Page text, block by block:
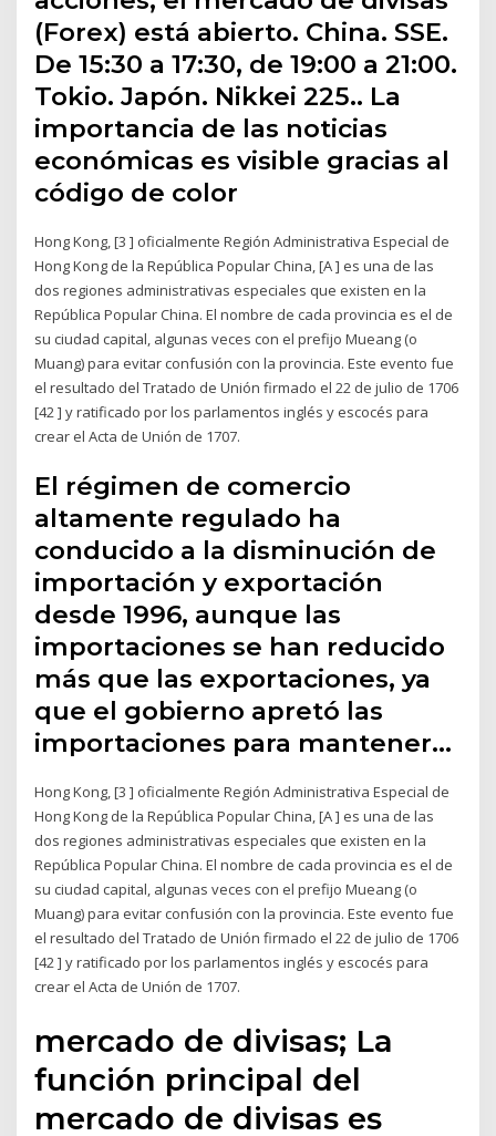
(Forex) está abierto. China. SSE.
De 15:30 a 17:30, de 19:00 a 21:00.
Tokio. Japón. Nikkei 225.. La
importancia de las noticias
económicas es visible gracias al
código de color
Hong Kong, [3 ] oficialmente Región Administrativa Especial de
Hong Kong de la República Popular China, [A ] es una de las
dos regiones administrativas especiales que existen en la
República Popular China. El nombre de cada provincia es el de
su ciudad capital, algunas veces con el prefijo Mueang (o
Muang) para evitar confusión con la provincia. Este evento fue
el resultado del Tratado de Unión firmado el 22 de julio de 1706
[42 ] y ratificado por los parlamentos inglés y escocés para
crear el Acta de Unión de 1707.
El régimen de comercio
altamente regulado ha
conducido a la disminución de
importación y exportación
desde 1996, aunque las
importaciones se han reducido
más que las exportaciones, ya
que el gobierno apretó las
importaciones para mantener…
Hong Kong, [3 ] oficialmente Región Administrativa Especial de
Hong Kong de la República Popular China, [A ] es una de las
dos regiones administrativas especiales que existen en la
República Popular China. El nombre de cada provincia es el de
su ciudad capital, algunas veces con el prefijo Mueang (o
Muang) para evitar confusión con la provincia. Este evento fue
el resultado del Tratado de Unión firmado el 22 de julio de 1706
[42 ] y ratificado por los parlamentos inglés y escocés para
crear el Acta de Unión de 1707.
mercado de divisas; La
función principal del
mercado de divisas es